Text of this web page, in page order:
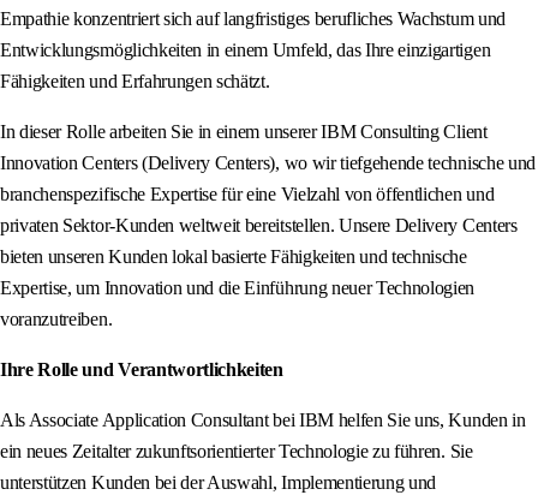
Empathie konzentriert sich auf langfristiges berufliches Wachstum und
Entwicklungsmöglichkeiten in einem Umfeld, das Ihre einzigartigen
Fähigkeiten und Erfahrungen schätzt.
In dieser Rolle arbeiten Sie in einem unserer IBM Consulting Client
Innovation Centers (Delivery Centers), wo wir tiefgehende technische und
branchenspezifische Expertise für eine Vielzahl von öffentlichen und
privaten Sektor-Kunden weltweit bereitstellen. Unsere Delivery Centers
bieten unseren Kunden lokal basierte Fähigkeiten und technische
Expertise, um Innovation und die Einführung neuer Technologien
voranzutreiben.
Ihre Rolle und Verantwortlichkeiten
Als Associate Application Consultant bei IBM helfen Sie uns, Kunden in
ein neues Zeitalter zukunftsorientierter Technologie zu führen. Sie
unterstützen Kunden bei der Auswahl, Implementierung und